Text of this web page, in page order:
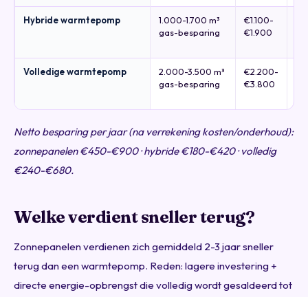
Hybride warmtepomp
1.000-1.700 m³
gas-besparing
€1.100-
€1.900
Volledige warmtepomp
2.000-3.500 m³
gas-besparing
€2.200-
€3.800
Netto besparing per jaar (na verrekening kosten/onderhoud):
zonnepanelen €450-€900 · hybride €180-€420 · volledig
€240-€680.
Welke verdient sneller terug?
Zonnepanelen verdienen zich gemiddeld 2-3 jaar sneller
terug dan een warmtepomp. Reden: lagere investering +
directe energie-opbrengst die volledig wordt gesaldeerd tot